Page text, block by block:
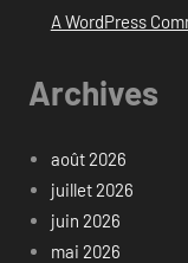
A WordPress
Archives
août 2026
juillet 2026
juin 2026
mai 2026